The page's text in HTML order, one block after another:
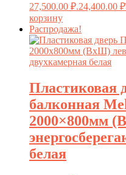
27,500.00 ₽.24,400.00 ₽
корзину
Распродажа!
Пластиковая
балконная
2000×800мм
белая